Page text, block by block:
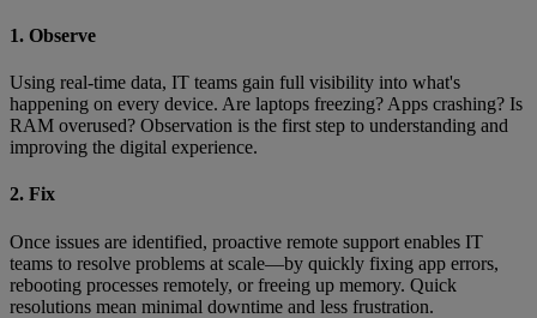
1. Observe
Using real-time data, IT teams gain full visibility into what's
happening on every device. Are laptops freezing? Apps crashing? Is
RAM overused? Observation is the first step to understanding and
improving the digital experience.
2. Fix
Once issues are identified, proactive remote support enables IT
teams to resolve problems at scale—by quickly fixing app errors,
rebooting processes remotely, or freeing up memory. Quick
resolutions mean minimal downtime and less frustration.